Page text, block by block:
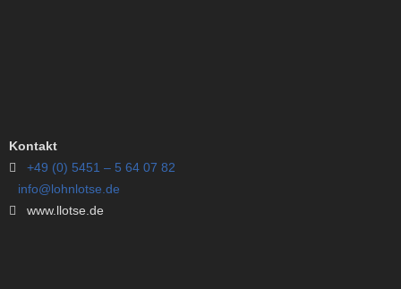
Kontakt
+49 (0) 5451 – 5 64 07 82
info@lohnlotse.de
www.llotse.de